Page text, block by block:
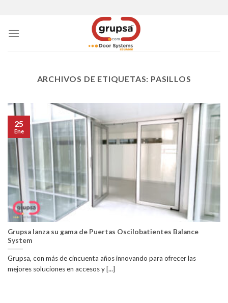
content
ARCHIVOS DE ETIQUETAS: PASILLOS
Grupsa lanza su gama de Puertas Oscilobatientes Balance
System
Grupsa, con más de cincuenta años innovando para ofrecer las
mejores soluciones en accesos y [...]
25
Ene